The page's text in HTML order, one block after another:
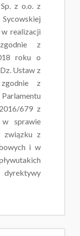
z o.o. z
realizacji
z
roku o
Ustaw z
z
679 z
sprawie
związku z
i w